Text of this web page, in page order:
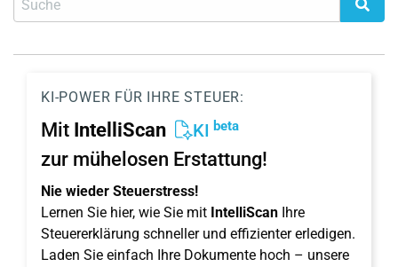
KI-POWER FÜR IHRE STEUER:
Mit IntelliScan KI beta
zur mühelosen Erstattung!
Nie wieder Steuerstress!
Lernen Sie hier, wie Sie mit IntelliScan Ihre
Steuererklärung schneller und effizienter erledigen.
Laden Sie einfach Ihre Dokumente hoch – unsere